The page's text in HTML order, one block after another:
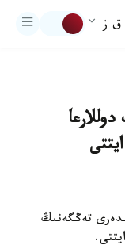
ق ز
تەڭگەنىڭ